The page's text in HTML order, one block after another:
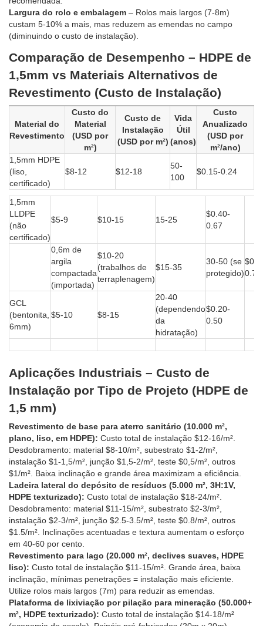
Largura do rolo e embalagem – Rolos mais largos (7-8m)
custam 5-10% a mais, mas reduzem as emendas no campo
(diminuindo o custo de instalação).
Comparação de Desempenho – HDPE de
1,5mm vs Materiais Alternativos de
Revestimento (Custo de Instalação)
Material do
Revestimento
Custo do
Material
(USD por
m²)
Custo de
Instalação
(USD por m²)
Vida
Útil
(anos)
Custo
Anualizado
(USD por
m²/ano)
1,5mm HDPE
(liso,
certificado)
$8-12 $12-18
50-
100
$0.15-0.24
1,5mm
LLDPE
(não
certificado)
$5-9 $10-15 15-25
$0.40-
0.67
0,6m de
argila
compactada
(importada)
$10-20
(trabalhos de
terraplenagem)
$15-35
30-50 (se
protegido)0.70
GCL
(bentonita,
6mm)
$5-10 $8-15
20-40
(dependendo
da
hidratação)
$0.20-
0.50
Aplicações Industriais – Custo de
Instalação por Tipo de Projeto (HDPE de
1,5 mm)
Revestimento de base para aterro sanitário (10.000 m²,
plano, liso, em HDPE): Custo total de instalação $12-16/m².
Desdobramento: material $8-10/m², subestrato $1-2/m²,
instalação $1-1,5/m², junção $1,5-2/m², teste $0,5/m², outros
$1/m². Baixa inclinação e grande área maximizam a eficiência.
Ladeira lateral do depósito de resíduos (5.000 m², 3H:1V,
HDPE texturizado): Custo total de instalação $18-24/m².
Desdobramento: material $11-15/m², subestrato $2-3/m²,
instalação $2-3/m², junção $2.5-3.5/m², teste $0.8/m², outros
$1.5/m². Inclinações acentuadas e textura aumentam o esforço
em 40-60 por cento.
Revestimento para lago (20.000 m², declives suaves, HDPE
liso): Custo total de instalação $11-15/m². Grande área, baixa
inclinação, mínimas penetrações = instalação mais eficiente.
Utilize rolos mais largos (7m) para reduzir as emendas.
Plataforma de lixiviação por pilação para mineração (50.000+
m², HDPE texturizado): Custo total de instalação $14-18/m²